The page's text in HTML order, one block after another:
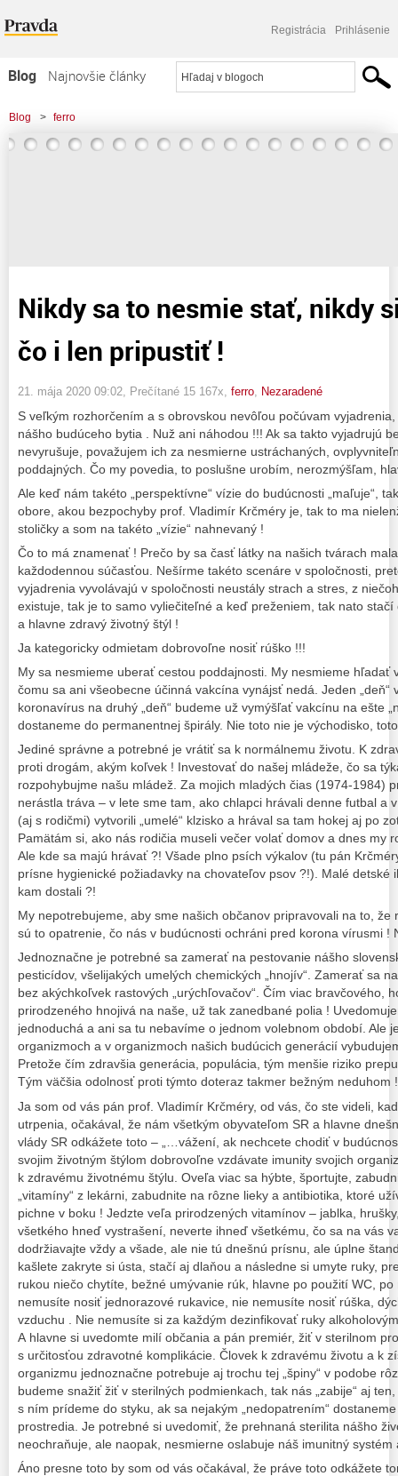
Registrácia Prihlásenie
Blog
Najnovšie články
Najčítanejšie články
Najkomentovanejšie články
Blog > ferro
> Nikdy sa to nesmie stať, nikdy si to nesmieme čo i len pripustiť !
Nikdy sa to nesmie stať, nikdy
čo i len pripustiť !
21. mája 2020 09:02 , Prečítané 15 167x, ferro Nezaradené
S veľkým rozhorčením a s obrovskou nevôľou počúvam
nášho budúceho bytia . Nuž ani náhodou !!! Ak sa takto vyjadrujú
nevyrušuje, považujem ich za nesmierne ustráchaných,
poddajných. Čo my povedia, to poslušne urobím, nerozmýšľam,
Ale keď nám takéto „perspektívne“ vízie do budúcnosti „maľuje“,
obore, akou bezpochyby prof. Vladimír Krčméry je, tak to ma
stoličky a som na takéto „vízie“ nahnevaný !
Čo to má znamenať ! Prečo by sa časť látky na našich tvárach
každodennou súčasťou. Nešírme takéto scenáre v spoločnosti,
vyjadrenia vyvolávajú v spoločnosti neustály strach a stres, z
existuje, tak je to samo vyliečiteľné a keď preženiem, tak nato
a hlavne zdravý životný štýl !
Ja kategoricky odmietam dobrovoľne nosiť rúško !!!
My sa nesmieme uberať cestou poddajnosti. My nesmieme hľadať
čomu sa ani všeobecne účinná vakcína vynájsť nedá. Jeden „deň“
koronavírus na druhý „deň“ budeme už vymýšľať vakcínu na ešte
dostaneme do permanentnej špirály. Nie toto nie je východisko,
Jediné správne a potrebné je vrátiť sa k normálnemu životu. K
proti drogám, akým koľvek ! Investovať do našej mládeže, čo sa
rozpohybujme našu mládež. Za mojich mladých čias (1974-1984)
nerástla tráva – v lete sme tam, ako chlapci hrávali denne futbal a
(aj s rodičmi) vytvorili „umelé“ klzisko a hrával sa tam hokej aj po
Pamätám si, ako nás rodičia museli večer volať domov a dnes my
Ale kde sa majú hrávať ?! Všade plno psích výkalov (tu pán
prísne hygienické požiadavky na chovateľov psov ?!). Malé detské
kam dostali ?!
My nepotrebujeme, aby sme našich občanov pripravovali na to, že
sú to opatrenie, čo nás v budúcnosti ochráni pred korona vírusmi !
Jednoznačne je potrebné sa zamerať na pestovanie nášho
pesticídov, všelijakých umelých chemických „hnojív“. Zamerať sa
bez akýchkoľvek rastových „urýchľovačov“. Čím viac bravčového,
prirodzeného hnojivá na naše, už tak zanedbané polia !
jednoduchá a ani sa tu nebavíme o jednom volebnom období. Ale
organizmoch a v organizmoch našich budúcich generácií
Pretože čím zdravšia generácia, populácia, tým menšie riziko
Tým väčšia odolnosť proti týmto doteraz takmer bežným neduhom !
Ja som od vás pán prof. Vladimír Krčméry, od vás, čo ste videli,
utrpenia, očakával, že nám všetkým obyvateľom SR a hlavne
vlády SR odkážete toto – „…vážení, ak nechcete chodiť v
svojim životným štýlom dobrovoľne vzdávate imunity svojich
k zdravému životnému štýlu. Oveľa viac sa hýbte, športujte,
„vitamíny“ z lekárni, zabudnite na rôzne lieky a antibiotika, ktoré
pichne v boku ! Jedzte veľa prirodzených vitamínov – jablka,
všetkého hneď vystrašení, neverte ihneď všetkému, čo sa na vás
dodržiavajte vždy a všade, ale nie tú dnešnú prísnu, ale úplne
kašlete zakryte si ústa, stačí aj dlaňou a následne si umyte ruky,
rukou niečo chytíte, bežné umývanie rúk, hlavne po použití WC,
nemusíte nosiť jednorazové rukavice, nie nemusíte nosiť rúška,
vzduchu . Nie nemusíte si za každým dezinfikovať ruky
A hlavne si uvedomte milí občania a pán premiér, žiť v sterilnom
s určitosťou zdravotné komplikácie. Človek k zdravému životu a k
organizmu jednoznačne potrebuje aj trochu tej „špiny“ v podobe
budeme snažiť žiť v sterilných podmienkach, tak nás „zabije“ aj
s ním prídeme do styku, ak sa nejakým „nedopatrením“
prostredia. Je potrebné si uvedomiť, že prehnaná sterilita nášho
neochraňuje, ale naopak, nesmierne oslabuje náš imunitný
Áno presne toto by som od vás očakával, že práve toto odkážete